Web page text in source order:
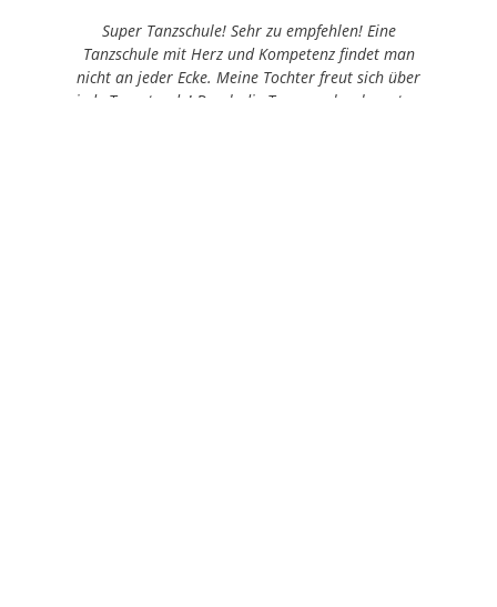
Super Tanzschule! Sehr zu empfehlen! Eine
Tanzschule mit Herz und Kompetenz findet man
nicht an jeder Ecke. Meine Tochter freut sich über
jede Tanzstunde! Durch die Tram auch sehr gut zu